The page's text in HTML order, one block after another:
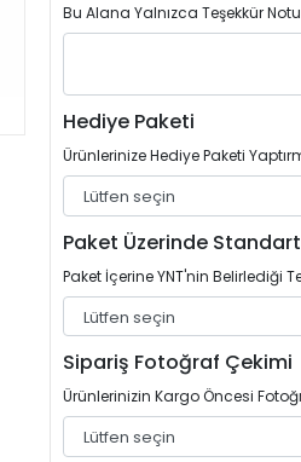
Bu Alana Yalnızca Teşekkür
Hediye Paketi
Ürünlerinize Hediye Paketi
Paket Üzerinde
Paket İçerine YNT'nin Belirlediği
Sipariş Fotoğraf Çekimi
Ürünlerinizin Kargo Öncesi